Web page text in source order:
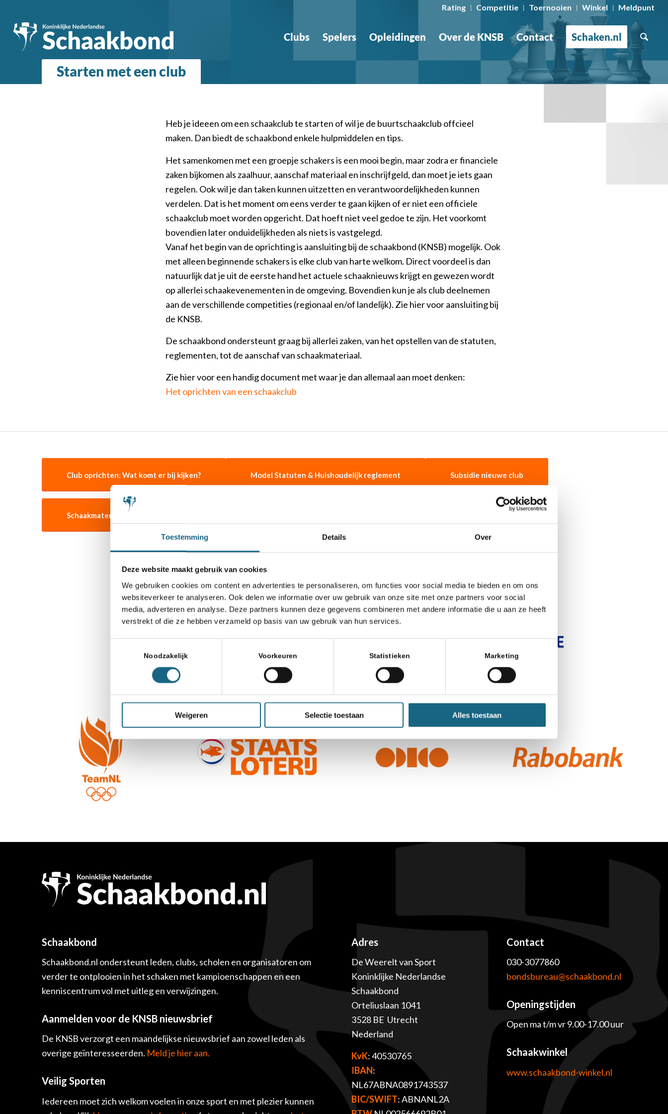
Toestemming Details Over
Deze website maakt gebruik van cookies
We gebruiken cookies om content en advertenties te personaliseren, om functies voor social media te bieden en om ons
websiteverkeer te analyseren. Ook delen we informatie over uw gebruik van onze site met onze partners voor social
media, adverteren en analyse. Deze partners kunnen deze gegevens combineren met andere informatie die u aan ze heeft
verstrekt of die ze hebben verzameld op basis van uw gebruik van hun services.
Noodzakelijk Voorkeuren Statistieken Marketing
Weigeren Selectie toestaan Alles toestaan
Rating Competitie Toernooien Winkel Meldpunt
Clubs Spelers Opleidingen Over de KNSB Contact Schaken.nl
Starten met een club
Heb je ideeen om een schaakclub te starten of wil je de buurtschaakclub offcieel
maken. Dan biedt de schaakbond enkele hulpmiddelen en tips.
Het samenkomen met een groepje schakers is een mooi begin, maar zodra er financiele
zaken bijkomen als zaalhuur, aanschaf materiaal en inschrijfgeld, dan moet je iets gaan
regelen. Ook wil je dan taken kunnen uitzetten en verantwoordelijkheden kunnen
verdelen. Dat is het moment om eens verder te gaan kijken of er niet een officiele
schaakclub moet worden opgericht. Dat hoeft niet veel gedoe te zijn. Het voorkomt
bovendien later onduidelijkheden als niets is vastgelegd.
Vanaf het begin van de oprichting is aansluiting bij de schaakbond (KNSB) mogelijk. Ook
met alleen beginnende schakers is elke club van harte welkom. Direct voordeel is dan
natuurlijk dat je uit de eerste hand het actuele schaaknieuws krijgt en gewezen wordt
op allerlei schaakevenementen in de omgeving. Bovendien kun je als club deelnemen
aan de verschillende competities (regionaal en/of landelijk). Zie hier voor aansluiting bij
de KNSB.
De schaakbond ondersteunt graag bij allerlei zaken, van het opstellen van de statuten,
reglementen, tot de aanschaf van schaakmateriaal.
Zie hier voor een handig document met waar je dan allemaal aan moet denken:
Het oprichten van een schaakclub
Club oprichten: Wat komt er bij kijken? Model Statuten & Huishoudelijk reglement Subsidie nieuwe club
Schaakmateriaal kopen / huren
Schaakbond.nl wordt mede mogelijk gemaakt door:
Schaakbond
Schaakbond.nl ondersteunt leden, clubs, scholen en organisatoren om
verder te ontplooien in het schaken met kampioenschappen en een
kenniscentrum vol met uitleg en verwijzingen.
Aanmelden voor de KNSB nieuwsbrief
De KNSB verzorgt een maandelijkse nieuwsbrief aan zowel leden als
overige geïnteresseerden. Meld je hier aan.
Veilig Sporten
Iedereen moet zich welkom voelen in onze sport en met plezier kunnen
Adres
De Weerelt van Sport
Koninklijke Nederlandse
Schaakbond
Orteliuslaan 1041
3528 BE Utrecht
Nederland
KvK: 40530765
IBAN:
NL67ABNA0891743537
BIC/SWIFT: ABNANL2A
Contact
030-3077860
bondsbureau@schaakbond.nl
Openingstijden
Open ma t/m vr 9.00-17.00 uur
Schaakwinkel
www.schaakbond-winkel.nl